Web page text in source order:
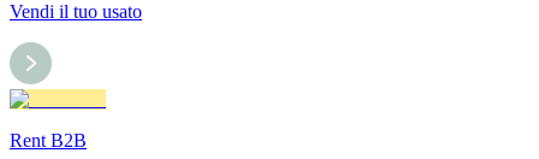
Vendi il tuo usato
Rent B2B